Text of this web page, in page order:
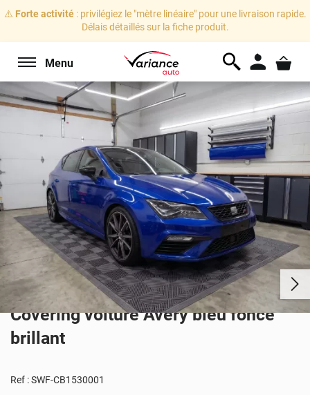
⚠️ Forte activité: privilégiez le "mètre linéaire" pour une livraison rapide.
Délais détaillés sur la fiche produit.
Menu
Covering voiture Avery bleu foncé
brillant
Ref :SWF-CB1530001